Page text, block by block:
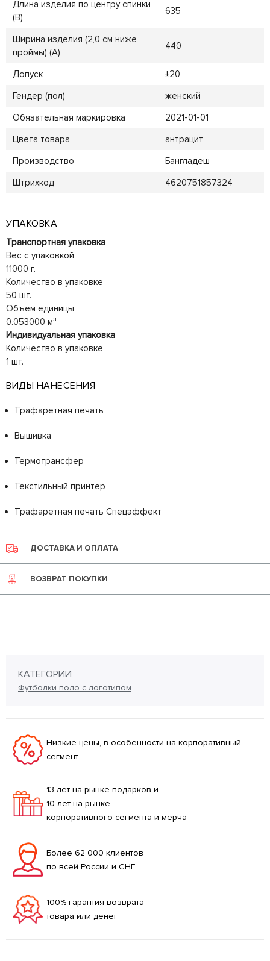
Длина изделия по центру спинки
(B)
635
Ширина изделия (2,0 см ниже
проймы) (A)
440
Допуск
±20
Гендер (пол)
женский
Обязательная маркировка
2021-01-01
Цвета товара
антрацит
Производство
Бангладеш
Штрихкод
4620751857324
УПАКОВКА
Транспортная упаковка
Вес с упаковкой
11000 г.
Количество в упаковке
50 шт.
Объем единицы
0.053000 м³
Индивидуальная упаковка
Количество в упаковке
1 шт.
ВИДЫ НАНЕСЕНИЯ
Трафаретная печать
Вышивка
Термотрансфер
Текстильный принтер
Трафаретная печать Спецэффект
ДОСТАВКА И ОПЛАТА
ВОЗВРАТ ПОКУПКИ
КАТЕГОРИИ
Футболки поло с логотипом
Низкие цены, в особенности на корпоративный
сегмент
13 лет на рынке подарков и
10 лет на рынке
корпоративного сегмента и мерча
Более 62 000 клиентов
по всей России и СНГ
100% гарантия возврата
товара или денег